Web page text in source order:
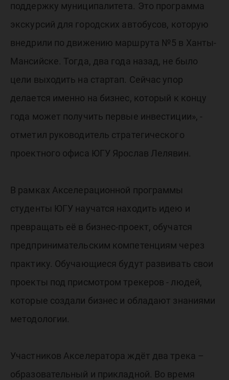
поддержку муниципалитета. Это программа
экскурсий для городских автобусов, которую
внедрили по движению маршрута №5 в Ханты-
Мансийске. Тогда, два года назад, не было
цели выходить на стартап. Сейчас упор
делается именно на бизнес, который к концу
года может получить первые инвестиции», -
отметил руководитель стратегического
проектного офиса ЮГУ Ярослав Лелявин.
В рамках Акселерационной программы
студенты ЮГУ научатся находить идею и
превращать её в бизнес-проект, обучатся
предпринимательским компетенциям через
практику. Обучающиеся будут развивать свои
проекты под присмотром трекеров - людей,
которые создали бизнес и обладают знаниями
методологии.
Участников Акселератора ждёт два трека –
образовательный и прикладной. Во время